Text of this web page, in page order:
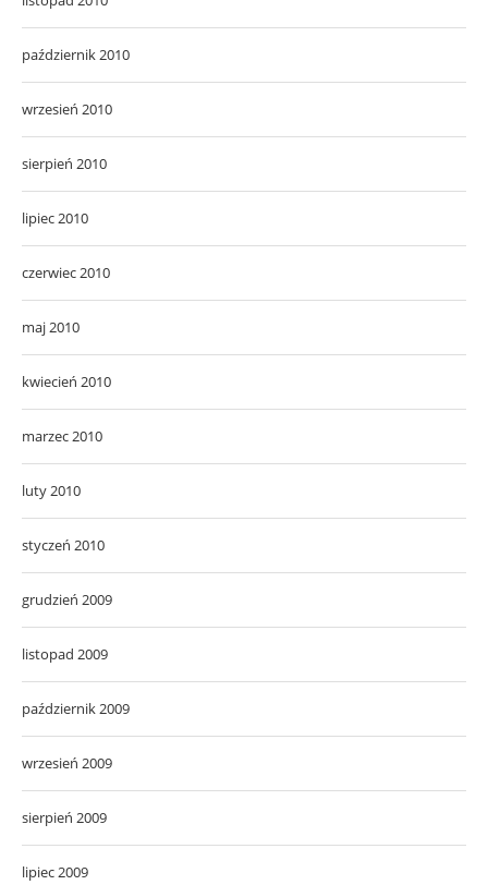
październik 2010
wrzesień 2010
sierpień 2010
lipiec 2010
czerwiec 2010
maj 2010
kwiecień 2010
marzec 2010
luty 2010
styczeń 2010
grudzień 2009
listopad 2009
październik 2009
wrzesień 2009
sierpień 2009
lipiec 2009